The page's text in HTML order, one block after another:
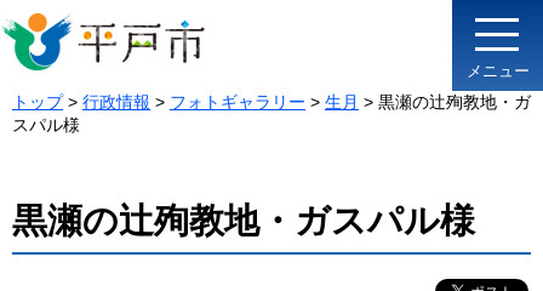
メニュー
トップ> 行政情報 > フォトギャラリー > 生月 > 黒瀬の辻殉教地・ガ
スパル様
黒瀬の辻殉教地・ガスパル様